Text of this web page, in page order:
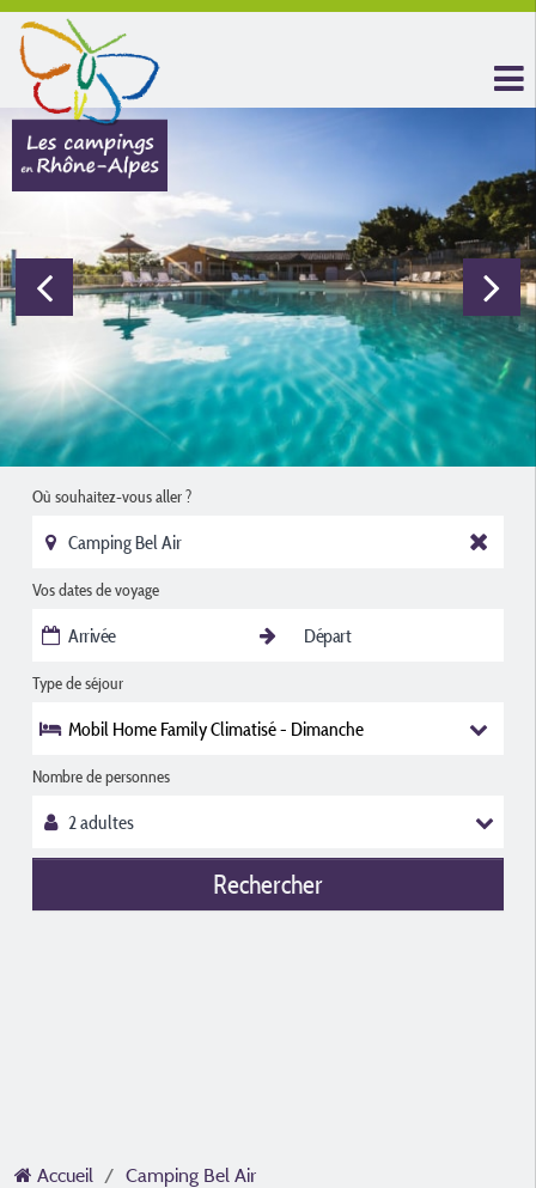
Où souhaitez-vous aller ?
Vos dates de voyage
Type de séjour
Mobil Home Family Climatisé - Dimanche
Nombre de personnes
Rechercher
Accueil
Camping Bel Air